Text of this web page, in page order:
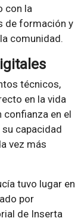
con la
de formación y
comunidad.
técnicos,
en la vida
confianza en el
capacidad
vez más
tuvo lugar en
por
de Inserta